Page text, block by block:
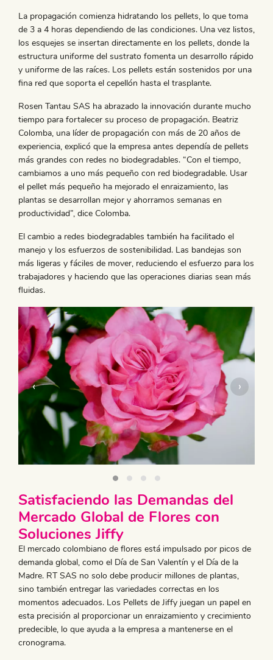
La propagación comienza hidratando los pellets, lo que toma
de 3 a 4 horas dependiendo de las condiciones. Una vez listos,
los esquejes se insertan directamente en los pellets, donde la
estructura uniforme del sustrato fomenta un desarrollo rápido
y uniforme de las raíces. Los pellets están sostenidos por una
fina red que soporta el cepellón hasta el trasplante.
Rosen Tantau SAS ha abrazado la innovación durante mucho
tiempo para fortalecer su proceso de propagación. Beatriz
Colomba, una líder de propagación con más de 20 años de
experiencia, explicó que la empresa antes dependía de pellets
más grandes con redes no biodegradables. “Con el tiempo,
cambiamos a uno más pequeño con red biodegradable. Usar
el pellet más pequeño ha mejorado el enraizamiento, las
plantas se desarrollan mejor y ahorramos semanas en
productividad”, dice Colomba.
El cambio a redes biodegradables también ha facilitado el
manejo y los esfuerzos de sostenibilidad. Las bandejas son
más ligeras y fáciles de mover, reduciendo el esfuerzo para los
trabajadores y haciendo que las operaciones diarias sean más
fluidas.
‹ ›
Satisfaciendo las Demandas del
Mercado Global de Flores con
Soluciones Jiffy
El mercado colombiano de flores está impulsado por picos de
demanda global, como el Día de San Valentín y el Día de la
Madre. RT SAS no solo debe producir millones de plantas,
sino también entregar las variedades correctas en los
momentos adecuados. Los Pellets de Jiffy juegan un papel en
esta precisión al proporcionar un enraizamiento y crecimiento
predecible, lo que ayuda a la empresa a mantenerse en el
cronograma.